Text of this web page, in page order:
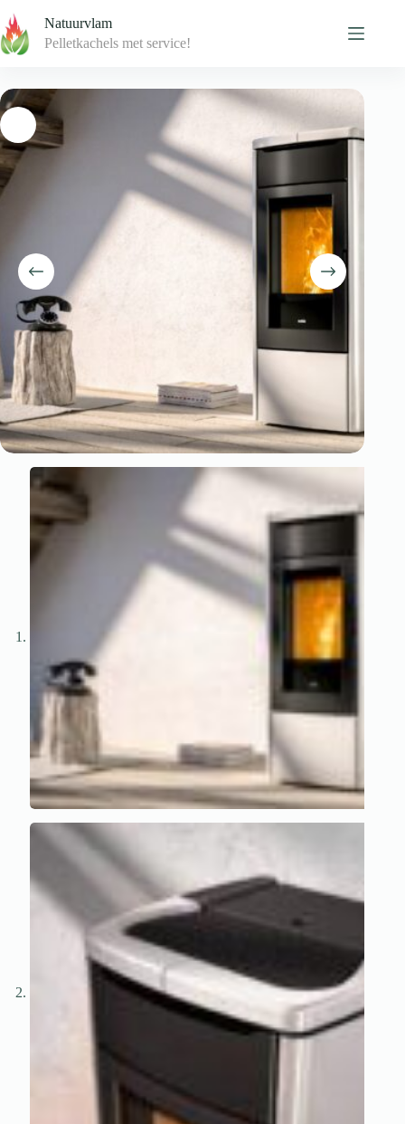
to
content
Natuurvlam
Pelletkachels met service!